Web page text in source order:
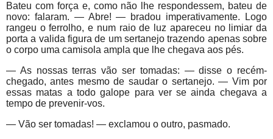
Bateu com força e, como não lhe respondessem, bateu de
novo: falaram. — Abre! — bradou imperativamente. Logo
rangeu o ferrolho, e num raio de luz apareceu no limiar da
porta a valida figura de um sertanejo trazendo apenas sobre
o corpo uma camisola ampla que lhe chegava aos pés.
— As nossas terras vão ser tomadas: — disse o recém-
chegado, antes mesmo de saudar o sertanejo. — Vim por
essas matas a todo galope para ver se ainda chegava a
tempo de prevenir-vos.
— Vão ser tomadas! — exclamou o outro, pasmado.